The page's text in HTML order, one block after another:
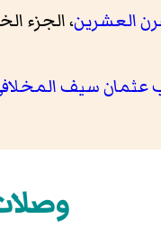
العشرين
عثمان سيف